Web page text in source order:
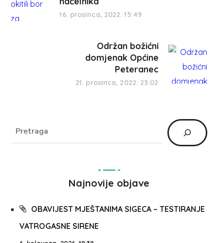
16. prosinca, 2022. 15:49
Održan božićni
domjenak Općine
Peteranec
21. prosinca, 2022. 23:02
Najnovije objave
OBAVIJEST MJEŠTANIMA SIGECA – TESTIRANJE
VATROGASNE SIRENE